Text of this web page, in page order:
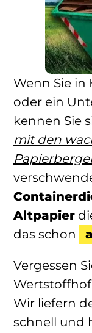
Wenn Sie in
oder ein
kennen Sie
mit den
Altpapier
das schon
Vergessen
Wir liefern
schnell und